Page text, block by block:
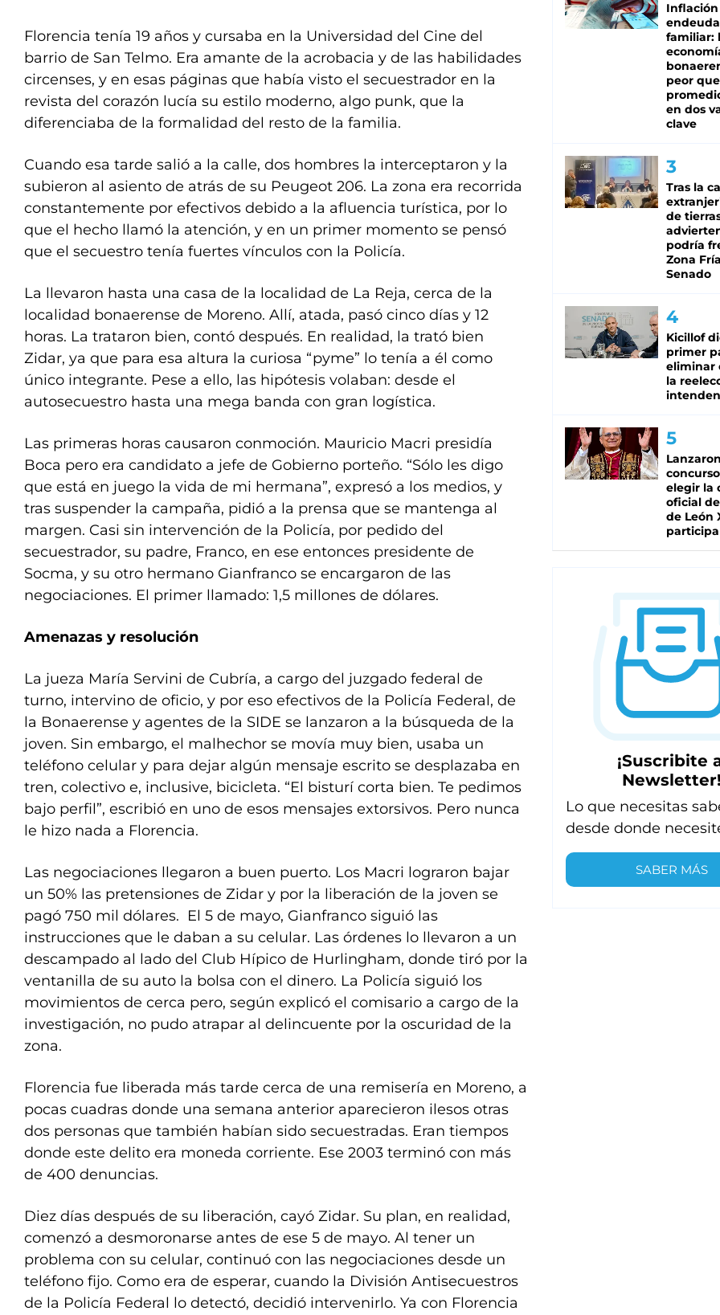
Florencia tenía 19 años y cursaba en la Universidad del Cine del
barrio de San Telmo. Era amante de la acrobacia y de las habilidades
circenses, y en esas páginas que había visto el secuestrador en la
revista del corazón lucía su estilo moderno, algo punk, que la
diferenciaba de la formalidad del resto de la familia.
Cuando esa tarde salió a la calle, dos hombres la interceptaron y la
subieron al asiento de atrás de su Peugeot 206. La zona era recorrida
constantemente por efectivos debido a la afluencia turística, por lo
que el hecho llamó la atención, y en un primer momento se pensó
que el secuestro tenía fuertes vínculos con la Policía.
La llevaron hasta una casa de la localidad de La Reja, cerca de la
localidad bonaerense de Moreno. Allí, atada, pasó cinco días y 12
horas. La trataron bien, contó después. En realidad, la trató bien
Zidar, ya que para esa altura la curiosa “pyme” lo tenía a él como
único integrante. Pese a ello, las hipótesis volaban: desde el
autosecuestro hasta una mega banda con gran logística.
Las primeras horas causaron conmoción. Mauricio Macri presidía
Boca pero era candidato a jefe de Gobierno porteño. “Sólo les digo
que está en juego la vida de mi hermana”, expresó a los medios, y
tras suspender la campaña, pidió a la prensa que se mantenga al
margen. Casi sin intervención de la Policía, por pedido del
secuestrador, su padre, Franco, en ese entonces presidente de
Socma, y su otro hermano Gianfranco se encargaron de las
negociaciones. El primer llamado: 1,5 millones de dólares.
Amenazas y resolución
La jueza María Servini de Cubría, a cargo del juzgado federal de
turno, intervino de oficio, y por eso efectivos de la Policía Federal, de
la Bonaerense y agentes de la SIDE se lanzaron a la búsqueda de la
joven. Sin embargo, el malhechor se movía muy bien, usaba un
teléfono celular y para dejar algún mensaje escrito se desplazaba en
tren, colectivo e, inclusive, bicicleta. “El bisturí corta bien. Te pedimos
bajo perfil”, escribió en uno de esos mensajes extorsivos. Pero nunca
le hizo nada a Florencia.
Las negociaciones llegaron a buen puerto. Los Macri lograron bajar
un 50% las pretensiones de Zidar y por la liberación de la joven se
pagó 750 mil dólares. El 5 de mayo, Gianfranco siguió las
instrucciones que le daban a su celular. Las órdenes lo llevaron a un
descampado al lado del Club Hípico de Hurlingham, donde tiró por la
ventanilla de su auto la bolsa con el dinero. La Policía siguió los
movimientos de cerca pero, según explicó el comisario a cargo de la
investigación, no pudo atrapar al delincuente por la oscuridad de la
zona.
Florencia fue liberada más tarde cerca de una remisería en Moreno, a
pocas cuadras donde una semana anterior aparecieron ilesos otras
dos personas que también habían sido secuestradas. Eran tiempos
donde este delito era moneda corriente. Ese 2003 terminó con más
de 400 denuncias.
Diez días después de su liberación, cayó Zidar. Su plan, en realidad,
comenzó a desmoronarse antes de ese 5 de mayo. Al tener un
problema con su celular, continuó con las negociaciones desde un
teléfono fijo. Como era de esperar, cuando la División Antisecuestros
de la Policía Federal lo detectó, decidió intervenirlo. Ya con Florencia
Inflación
familiar:
peor
en dos
clave
Tras la
de
podría
Zona
Senado
Kicillof
primer
eliminar
la
elegir la
oficial
de León
¡Suscribite
Lo que necesitas
desde donde
SABER MÁS